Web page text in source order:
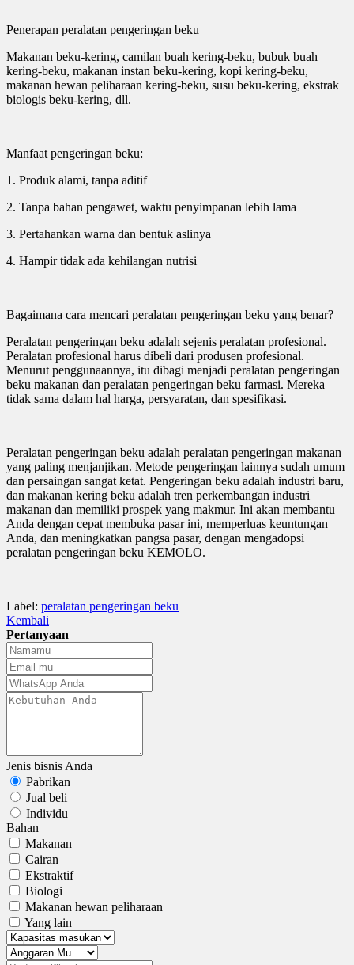
Penerapan peralatan pengeringan beku
Makanan beku-kering, camilan buah kering-beku, bubuk buah
kering-beku, makanan instan beku-kering, kopi kering-beku,
makanan hewan peliharaan kering-beku, susu beku-kering, ekstrak
biologis beku-kering, dll.
Manfaat pengeringan beku:
1. Produk alami, tanpa aditif
2. Tanpa bahan pengawet, waktu penyimpanan lebih lama
3. Pertahankan warna dan bentuk aslinya
4. Hampir tidak ada kehilangan nutrisi
Bagaimana cara mencari peralatan pengeringan beku yang benar?
Peralatan pengeringan beku adalah sejenis peralatan profesional.
Peralatan profesional harus dibeli dari produsen profesional.
Menurut penggunaannya, itu dibagi menjadi peralatan pengeringan
beku makanan dan peralatan pengeringan beku farmasi. Mereka
tidak sama dalam hal harga, persyaratan, dan spesifikasi.
Peralatan pengeringan beku adalah peralatan pengeringan makanan
yang paling menjanjikan. Metode pengeringan lainnya sudah umum
dan persaingan sangat ketat. Pengeringan beku adalah industri baru,
dan makanan kering beku adalah tren perkembangan industri
makanan dan memiliki prospek yang makmur. Ini akan membantu
Anda dengan cepat membuka pasar ini, memperluas keuntungan
Anda, dan meningkatkan pangsa pasar, dengan mengadopsi
peralatan pengeringan beku KEMOLO.
Label: peralatan pengeringan beku
Kembali
Pertanyaan
Jenis bisnis Anda
Pabrikan
Jual beli
Individu
Bahan
Makanan
Cairan
Ekstraktif
Biologi
Makanan hewan peliharaan
Yang lain